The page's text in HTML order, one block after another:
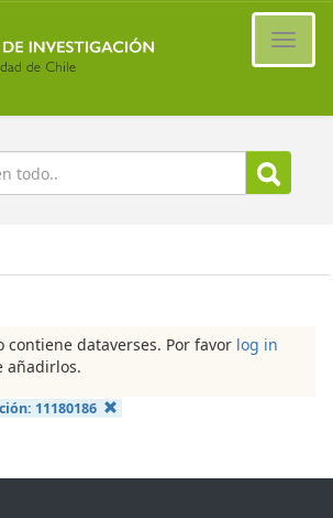
contiene dataverses. Por favor log in
añadirlos.
11180186